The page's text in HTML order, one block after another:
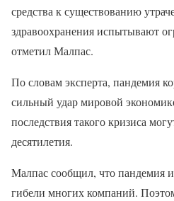
средства к существованию
здравоохранения испытывают
отметил Малпас.
По словам эксперта, пандемия
сильный удар мировой
последствия такого кризиса
десятилетия.
Малпас сообщил, что пандемия
гибели многих компаний.